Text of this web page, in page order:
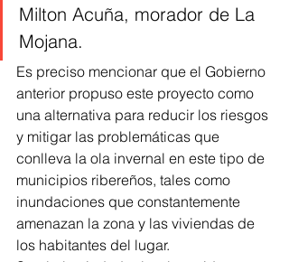
Milton Acuña, morador de La
Mojana.
Es preciso mencionar que el Gobierno
anterior propuso este proyecto como
una alternativa para reducir los riesgos
y mitigar las problemáticas que
conlleva la ola invernal en este tipo de
municipios ribereños, tales como
inundaciones que constantemente
amenazan la zona y las viviendas de
los habitantes del lugar.